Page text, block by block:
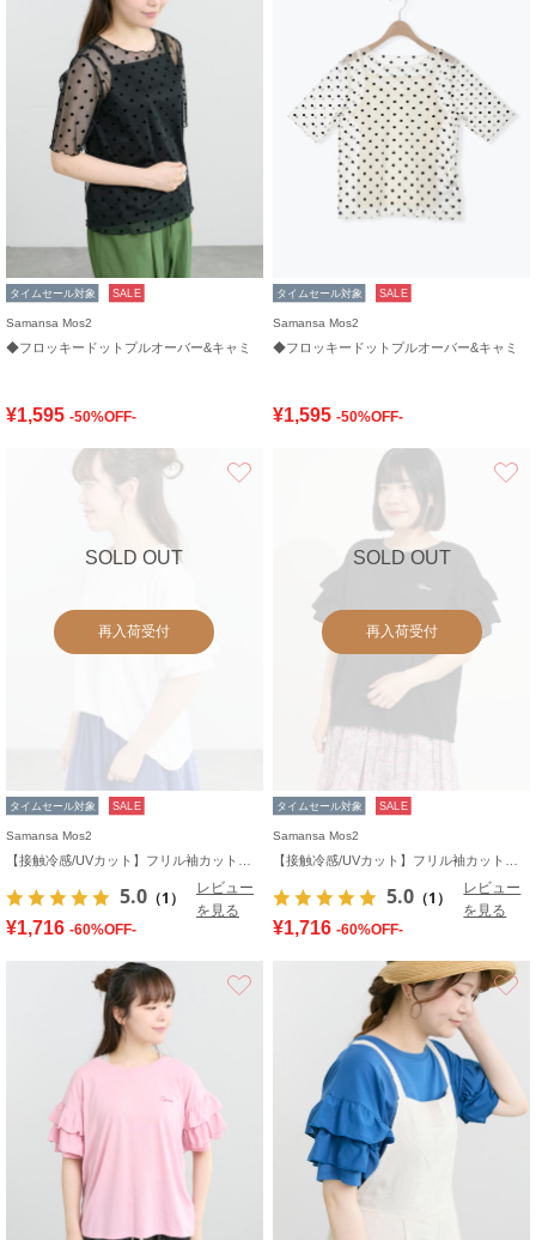
タイムセール対象 SALE
Samansa Mos2
◆フロッキードットプルオーバー&キャミ
¥1,595 -50%OFF-
タイムセール対象 SALE
Samansa Mos2
◆フロッキードットプルオーバー&キャミ
¥1,595 -50%OFF-
SOLD OUT
再入荷受付
タイムセール対象 SALE
Samansa Mos2
5.0 （1）
レビュー
を見る
¥1,716 -60%OFF-
SOLD OUT
再入荷受付
タイムセール対象 SALE
Samansa Mos2
5.0 （1）
レビュー
を見る
¥1,716 -60%OFF-